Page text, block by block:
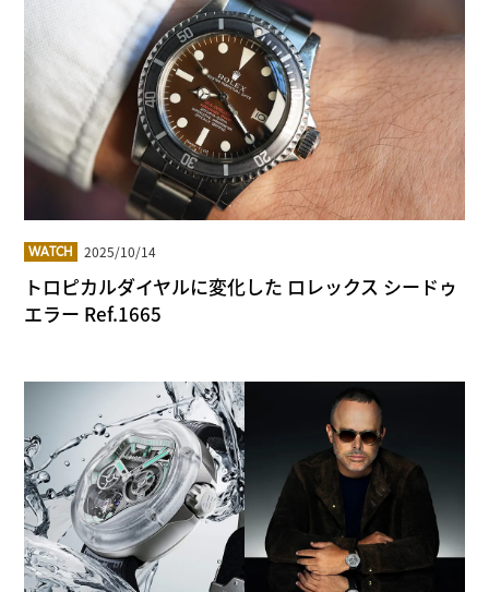
WATCH 2025/10/14
トロピカルダイヤルに変化した ロレックス シードゥ
エラー Ref.1665